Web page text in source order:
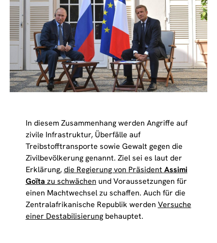
In diesem Zusammenhang werden Angriffe auf
zivile Infrastruktur, Überfälle auf
Treibstofftransporte sowie Gewalt gegen die
Zivilbevölkerung genannt. Ziel sei es laut der
Erklärung,die Regierung von Präsident Assimi
Goïta zu schwächen und Voraussetzungen für
einen Machtwechsel zu schaffen. Auch für die
Zentralafrikanische Republik werden Versuche
einer Destabilisierungbehauptet.